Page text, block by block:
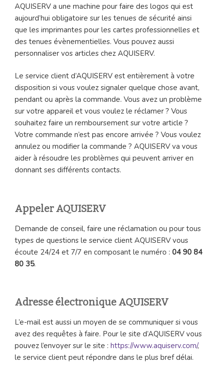
AQUISERV a une machine pour faire des logos qui est
aujourd’hui obligatoire sur les tenues de sécurité ainsi
que les imprimantes pour les cartes professionnelles et
des tenues évènementielles. Vous pouvez aussi
personnaliser vos articles chez AQUISERV.
Le service client d’AQUISERV est entièrement à votre
disposition si vous voulez signaler quelque chose avant,
pendant ou après la commande. Vous avez un problème
sur votre appareil et vous voulez le réclamer ? Vous
souhaitez faire un remboursement sur votre article ?
Votre commande n’est pas encore arrivée ? Vous voulez
annulez ou modifier la commande ? AQUISERV va vous
aider à résoudre les problèmes qui peuvent arriver en
donnant ses différents contacts.
Appeler AQUISERV
Demande de conseil, faire une réclamation ou pour tous
types de questions le service client AQUISERV vous
écoute 24/24 et 7/7 en composant le numéro : 04 90 84
80 35.
Adresse électronique AQUISERV
L’e-mail est aussi un moyen de se communiquer si vous
avez des requêtes à faire. Pour le site d’AQUISERV vous
pouvez l’envoyer sur le site : https://www.aquiserv.com/,
le service client peut répondre dans le plus bref délai.